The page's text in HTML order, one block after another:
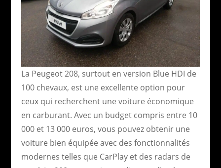
La Peugeot 208, surtout en version Blue HDI de
100 chevaux, est une excellente option pour
ceux qui recherchent une voiture économique
en carburant. Avec un budget compris entre 10
000 et 13 000 euros, vous pouvez obtenir une
voiture bien équipée avec des fonctionnalités
modernes telles que CarPlay et des radars de